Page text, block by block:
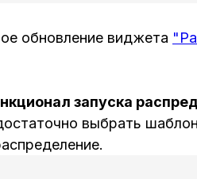
обновление виджета
запуска
выбрать